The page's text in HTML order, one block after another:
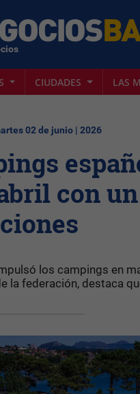
CIUDADES LAS
02 de junio | 2026
con
los campings en
la federación, destaca